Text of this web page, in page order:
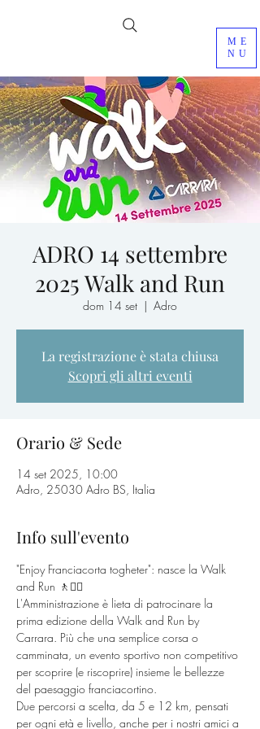
ME
NU
ADRO 14 settembre
2025 Walk and Run
dom 14 set
  |
Adro
La registrazione è stata chiusa
Scopri gli altri eventi
Orario & Sede
14 set 2025, 10:00
Adro, 25030 Adro BS, Italia
Info sull'evento
"Enjoy Franciacorta togheter": nasce la Walk
and Run 🚶🏃‍♀️
L'Amministrazione è lieta di patrocinare la
prima edizione della Walk and Run by
Carrara. Più che una semplice corsa o
camminata, un evento sportivo non competitivo
per scoprire (e riscoprire) insieme le bellezze
del paesaggio franciacortino.
Due percorsi a scelta, da 5 e 12 km, pensati
per ogni età e livello, anche per i nostri amici a